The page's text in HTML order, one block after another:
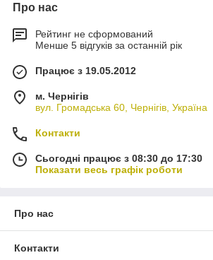
Про нас
Рейтинг не сформований
Менше 5 відгуків за останній рік
Працює з 19.05.2012
м. Чернігів
вул. Громадська 60, Чернігів, Україна
Контакти
Сьогодні працює з 08:30 до 17:30
Показати весь графік роботи
Про нас
Контакти